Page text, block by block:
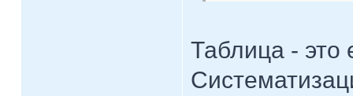
Таблица -